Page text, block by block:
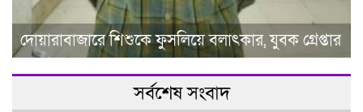
দোয়ারাবাজারে শিশুকে ফুসলিয়ে বলাৎকার, যুবক গ্রেপ্তার
সর্বশেষ সংবাদ